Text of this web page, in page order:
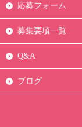
応募フォーム
募集要項一覧
Q&A
ブログ